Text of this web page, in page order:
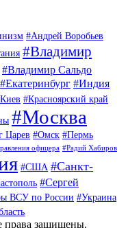
#Андрей Воробьев
#Владимир
#Владимир Сальдо
#Екатеринбург #Индия
#Красноярский край
#Москва
Царев #Омск #Пермь
офицера #Радий Хабиров
#США #Санкт-
#Сергей
ВСУ по России #Украина
права защищены.